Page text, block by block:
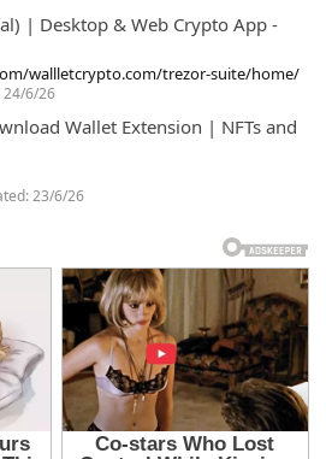
| Desktop & Web Crypto App -
wallletcrypto.com/trezor-suite/home/
24/6/26
Wallet Extension | NFTs and
23/6/26